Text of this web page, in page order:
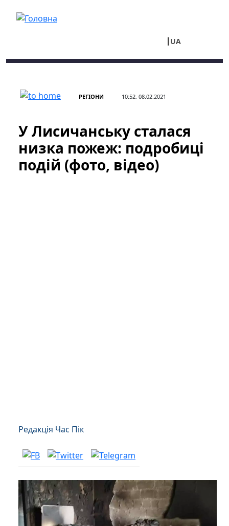
UA
РЕГІОНИ 10:52, 08.02.2021
У Лисичанську сталася
низка пожеж: подробиці
подій (фото, відео)
Редакція Час Пік